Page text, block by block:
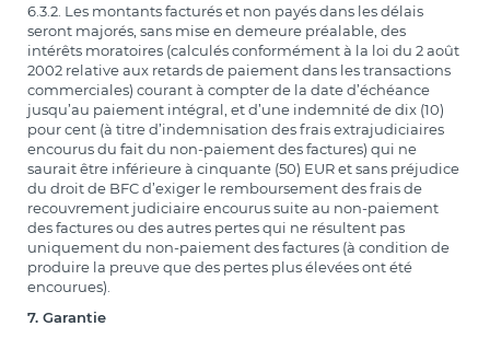
6.3.2. Les montants facturés et non payés dans les délais
seront majorés, sans mise en demeure préalable, des
intérêts moratoires (calculés conformément à la loi du 2 août
2002 relative aux retards de paiement dans les transactions
commerciales) courant à compter de la date d’échéance
jusqu’au paiement intégral, et d’une indemnité de dix (10)
pour cent (à titre d’indemnisation des frais extrajudiciaires
encourus du fait du non-paiement des factures) qui ne
saurait être inférieure à cinquante (50) EUR et sans préjudice
du droit de BFC d’exiger le remboursement des frais de
recouvrement judiciaire encourus suite au non-paiement
des factures ou des autres pertes qui ne résultent pas
uniquement du non-paiement des factures (à condition de
produire la preuve que des pertes plus élevées ont été
encourues).
7. Garantie